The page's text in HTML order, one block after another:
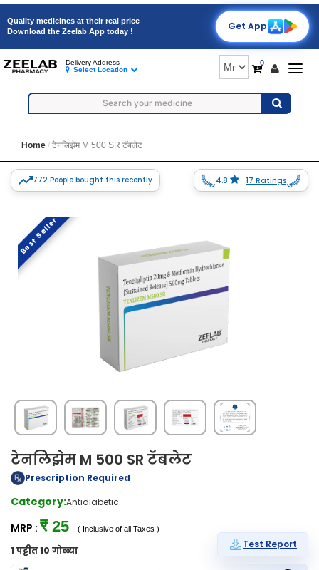
Quality medicines at their real price
Download the Zeelab App today !
Get App
0
Delivery Address
Select Location
Home टेनलिझेम M 500 SR टॅबलेट
772 People bought this recently 4.8 17 Ratings
Best Seller
टेनलिझेम M 500 SR टॅबलेट
Prescription Required
Category:Antidiabetic
MRP : ₹ 25 ( Inclusive of all Taxes )
1 पट्टीत 10 गोळ्या Test Report